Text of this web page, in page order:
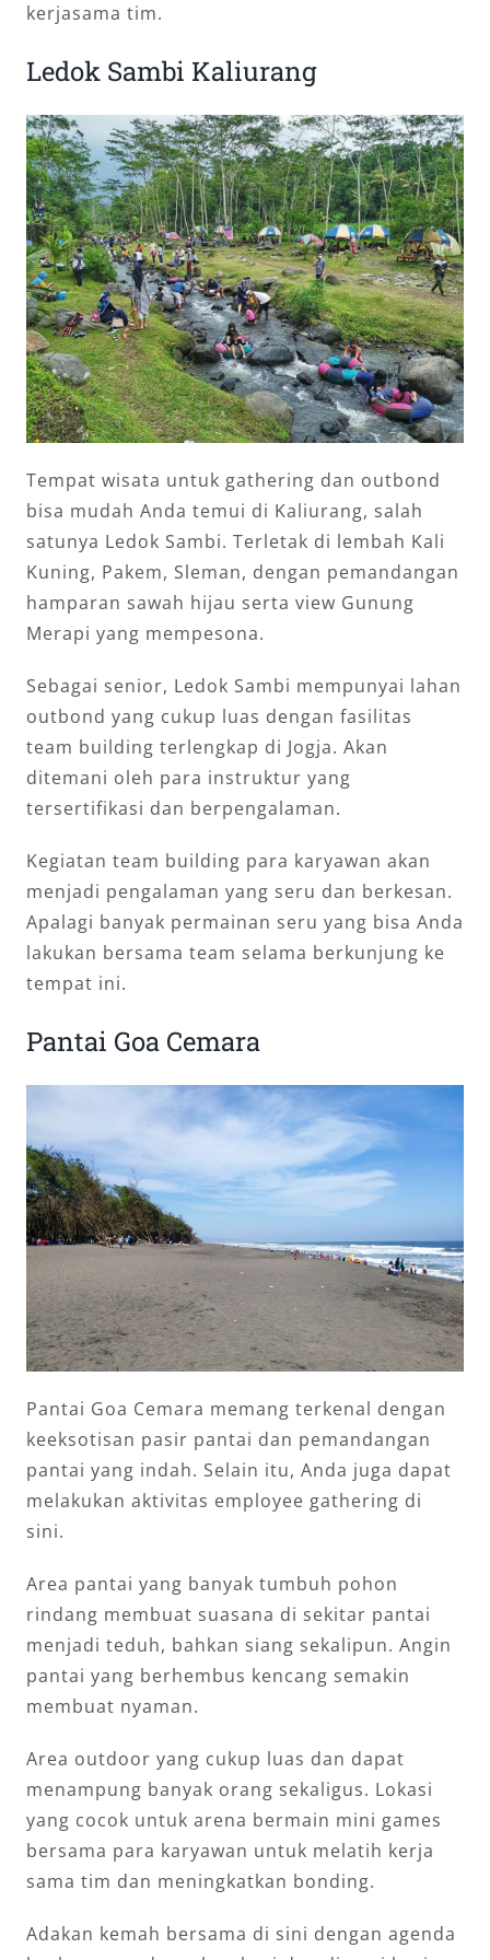
kerjasama tim.
Ledok Sambi Kaliurang
Tempat wisata untuk gathering dan outbond
bisa mudah Anda temui di Kaliurang, salah
satunya Ledok Sambi. Terletak di lembah Kali
Kuning, Pakem, Sleman, dengan pemandangan
hamparan sawah hijau serta view Gunung
Merapi yang mempesona.
Sebagai senior, Ledok Sambi mempunyai lahan
outbond yang cukup luas dengan fasilitas
team building terlengkap di Jogja. Akan
ditemani oleh para instruktur yang
tersertifikasi dan berpengalaman.
Kegiatan team building para karyawan akan
menjadi pengalaman yang seru dan berkesan.
Apalagi banyak permainan seru yang bisa Anda
lakukan bersama team selama berkunjung ke
tempat ini.
Pantai Goa Cemara
Pantai Goa Cemara memang terkenal dengan
keeksotisan pasir pantai dan pemandangan
pantai yang indah. Selain itu, Anda juga dapat
melakukan aktivitas employee gathering di
sini.
Area pantai yang banyak tumbuh pohon
rindang membuat suasana di sekitar pantai
menjadi teduh, bahkan siang sekalipun. Angin
pantai yang berhembus kencang semakin
membuat nyaman.
Area outdoor yang cukup luas dan dapat
menampung banyak orang sekaligus. Lokasi
yang cocok untuk arena bermain mini games
bersama para karyawan untuk melatih kerja
sama tim dan meningkatkan bonding.
Adakan kemah bersama di sini dengan agenda